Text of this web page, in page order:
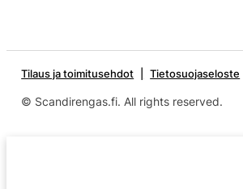
Tilaus ja toimitusehdot Tietosuojaseloste
© Scandirengas.fi. All rights reserved.